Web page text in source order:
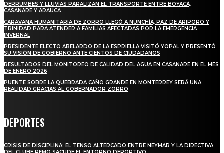
DERRUMBES Y LLUVIAS PARALIZAN EL TRANSPORTE ENTRE BOYACÁ,
CASANARE Y ARAUCA
CARAVANA HUMANITARIA DE ZORRO LLEGÓ A NUNCHÍA, PAZ DE ARIPORO Y
TRINIDAD PARA ATENDER A FAMILIAS AFECTADAS POR LA EMERGENCIA
INVERNAL
PRESIDENTE ELECTO ABELARDO DE LA ESPRIELLA VISITÓ YOPAL Y PRESENTÓ
SU VISIÓN DE GOBIERNO ANTE CIENTOS DE CIUDADANOS
RESULTADOS DEL MONITOREO DE CALIDAD DEL AGUA EN CASANARE EN EL MES
DE ENERO 2026
PUENTE SOBRE LA QUEBRADA CAÑO GRANDE EN MONTERREY SERÁ UNA
REALIDAD GRACIAS AL GOBERNADOR ZORRO
DEPORTES
CRISIS DE DISCIPLINA: EL TENSO ALTERCADO ENTRE NEYMAR Y LA DIRECTIVA
DEL CLUBE REMO SACUDE EL ENTORNO DEPORTIVO